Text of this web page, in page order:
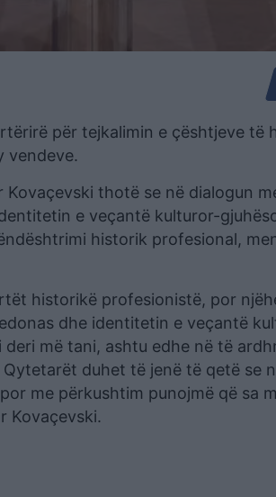
për tejkalimin e çështjeve të
vendeve.
thotë se në dialogun
e veçantë kulturor-
historik profesional,
historikë profesionistë, por
dhe identitetin e veçantë
më tani, ashtu edhe në të
duhet të jenë të qetë se
me përkushtim punojmë që sa
Kovaçevski.